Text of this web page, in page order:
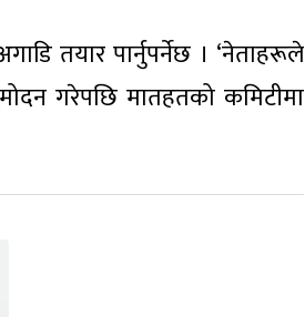
तयार पार्नुपर्नेछ । ‘नेताहरूले
गरेपछि मातहतको कमिटीमा